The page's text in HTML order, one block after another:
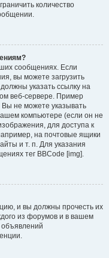
количество
сообщениях. Если
вы можете загрузить
указать ссылку на
веб-сервере. Пример
Вы не можете указывать
компьютере (если он не
для доступа к
на почтовые ящики
и т. п. Для указания
тег BBCode [img].
и вы должны прочесть их
из форумов и в вашем